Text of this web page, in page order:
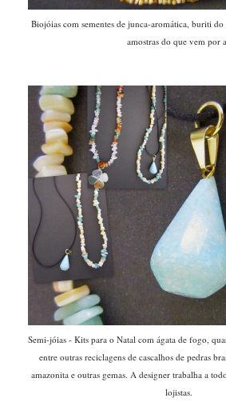
Biojóias com sementes de junca-aromática, buriti do
amostras do que vem por
Semi-jóias - Kits para o Natal com ágata de fogo,
entre outras reciclagens de cascalhos de pedras
amazonita e outras gemas. A designer trabalha a
lojistas.